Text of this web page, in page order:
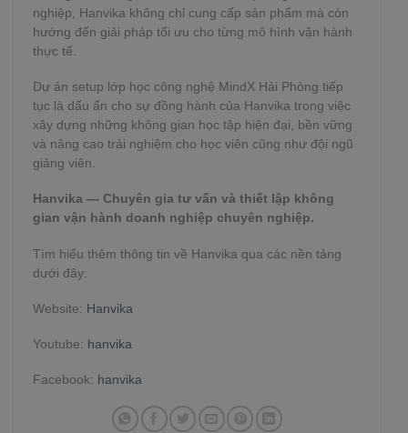
nghiệp, Hanvika không chỉ cung cấp sản phẩm mà còn
hướng đến giải pháp tối ưu cho từng mô hình vận hành
thực tế.
Dự án setup lớp học công nghệ MindX Hải Phòng tiếp
tục là dấu ấn cho sự đồng hành của Hanvika trong việc
xây dựng những không gian học tập hiện đại, bền vững
và nâng cao trải nghiệm cho học viên cũng như đội ngũ
giảng viên.
Hanvika — Chuyên gia tư vấn và thiết lập không
gian vận hành doanh nghiệp chuyên nghiệp.
Tìm hiểu thêm thông tin về Hanvika qua các nền tảng
dưới đây:
Website: Hanvika
Youtube: hanvika
Facebook: hanvika